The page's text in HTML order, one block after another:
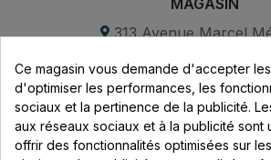
313 Avenue Marcel
69530 Brignais
Lundi au
8h - 16h
Ce magasin vous demande d'accepter
d'optimiser les performances, les
sociaux et la pertinence de la publicité.
aux réseaux sociaux et à la publicité sont
offrir des fonctionnalités optimisées sur